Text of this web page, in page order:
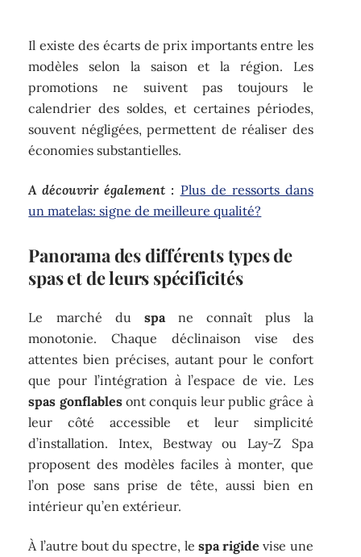
Il existe des écarts de prix importants entre les
modèles selon la saison et la région. Les
promotions ne suivent pas toujours le
calendrier des soldes, et certaines périodes,
souvent négligées, permettent de réaliser des
économies substantielles.
A découvrir également : Plus de ressorts dans
un matelas: signe de meilleure qualité?
Panorama des différents types de
spas et de leurs spécificités
Le marché du spane connaît plus la
monotonie. Chaque déclinaison vise des
attentes bien précises, autant pour le confort
que pour l’intégration à l’espace de vie. Les
spas gonflablesont conquis leur public grâce à
leur côté accessible et leur simplicité
d’installation. Intex, Bestway ou Lay-Z Spa
proposent des modèles faciles à monter, que
l’on pose sans prise de tête, aussi bien en
intérieur qu’en extérieur.
À l’autre bout du spectre, le spa rigide vise une